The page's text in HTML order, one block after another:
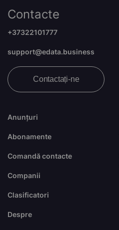
Anunțuri
Abonamente
Comandă contacte
Companii
Clasificatori
Despre
Contacte
+37322101777
support@edata.business
Contactați-ne